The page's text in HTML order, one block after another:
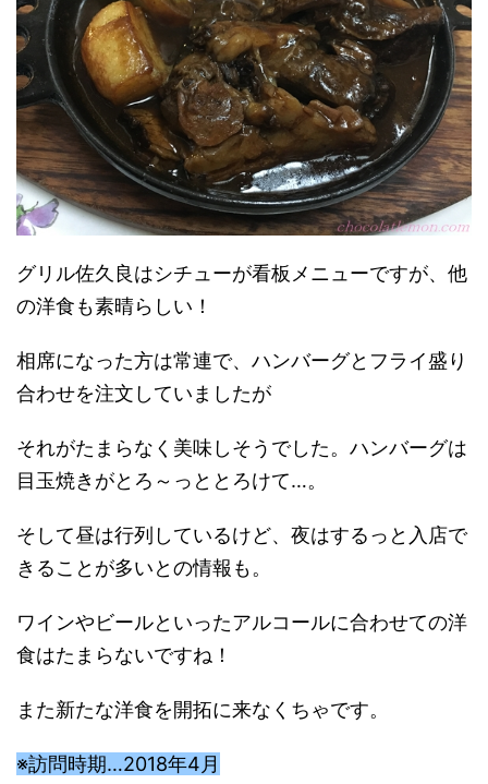
グリル佐久良はシチューが看板メニューですが、他
の洋食も素晴らしい！
相席になった方は常連で、ハンバーグとフライ盛り
合わせを注文していましたが
それがたまらなく美味しそうでした。ハンバーグは
目玉焼きがとろ～っととろけて…。
そして昼は行列しているけど、夜はするっと入店で
きることが多いとの情報も。
ワインやビールといったアルコールに合わせての洋
食はたまらないですね！
また新たな洋食を開拓に来なくちゃです。
※訪問時期…2018年4月